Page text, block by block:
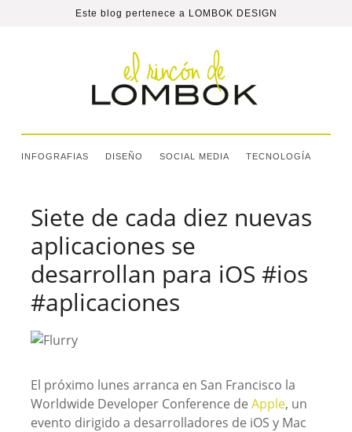
Este blog pertenece a LOMBOK DESIGN
INFOGRAFIAS DISEÑO SOCIAL MEDIA TECNOLOGÍA
Siete de cada diez nuevas
aplicaciones se
desarrollan para iOS #ios
#aplicaciones
El próximo lunes arranca en San Francisco la
Worldwide Developer Conference de Apple, un
evento dirigido a desarrolladores de iOS y Mac